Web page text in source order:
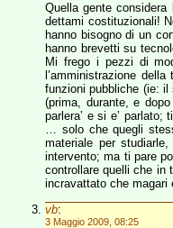
Quella gente
dettami costituzionali!
hanno bisogno di un
hanno brevetti su
Mi frego i pezzi di
l’amministrazione
funzioni pubbliche (ie:
(prima, durante, e
parlera’ e si e’
… solo che quegli
materiale per
intervento; ma ti pare
controllare quelli che in
incravattato che magari
vb:
3 Maggio 2009, 08:25